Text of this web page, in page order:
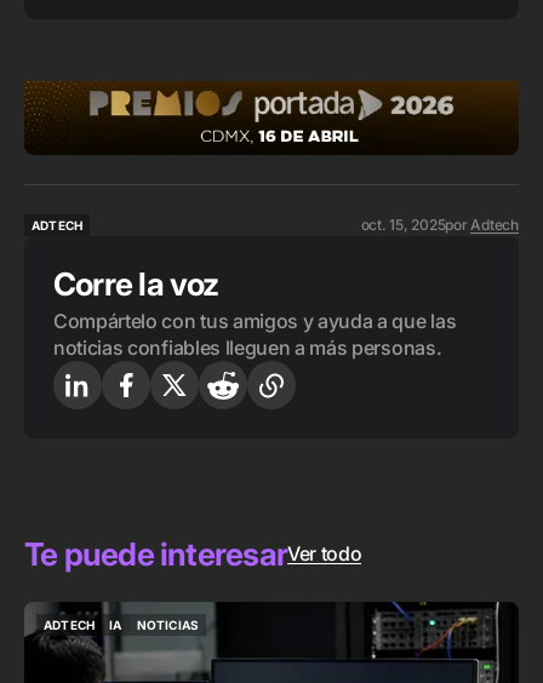
ADTECH
oct. 15, 2025por Adtech
Corre la voz
Compártelo con tus amigos y ayuda a que las
noticias confiables lleguen a más personas.
Te puede interesarVer todo
ADTECH
ADTECH
IA
NOTICIAS